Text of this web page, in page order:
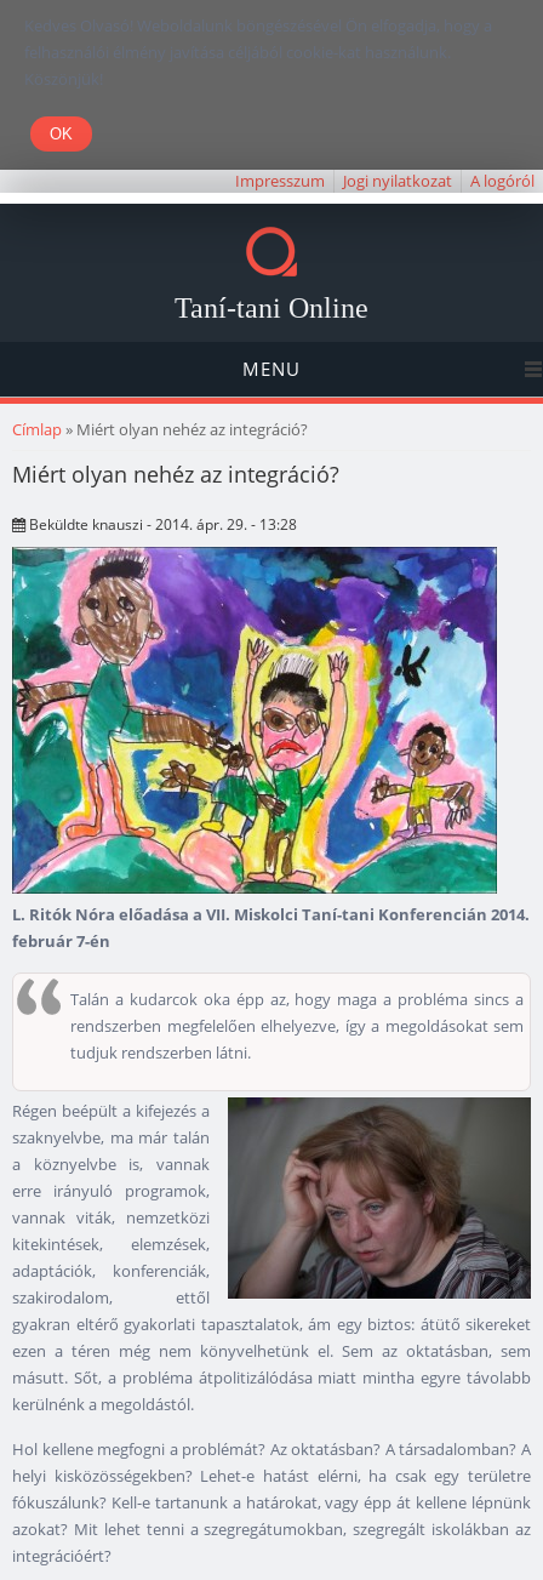
Kedves Olvasó! Weboldalunk böngészésével Ön elfogadja, hogy a
felhasználói élmény javítása céljából cookie-kat használunk.
Köszönjük!
Impresszum Jogi nyilatkozat A logóról
Taní-tani Online
MENU
Jelenlegi hely
Címlap» Miért olyan nehéz az integráció?
Miért olyan nehéz az integráció?
Beküldte knauszi - 2014. ápr. 29. - 13:28
L. Ritók Nóra előadása a VII. Miskolci Taní-tani Konferencián 2014.
február 7-én
Talán a kudarcok oka épp az, hogy maga a probléma sincs a
rendszerben megfelelően elhelyezve, így a megoldásokat sem
tudjuk rendszerben látni.
Régen beépült a kifejezés a
szaknyelvbe, ma már talán
a köznyelvbe is, vannak
erre irányuló programok,
vannak viták, nemzetközi
kitekintések, elemzések,
adaptációk, konferenciák,
szakirodalom, ettől
gyakran eltérő gyakorlati tapasztalatok, ám egy biztos: átütő sikereket
ezen a téren még nem könyvelhetünk el. Sem az oktatásban, sem
másutt. Sőt, a probléma átpolitizálódása miatt mintha egyre távolabb
kerülnénk a megoldástól.
Hol kellene megfogni a problémát? Az oktatásban? A társadalomban? A
helyi kisközösségekben? Lehet-e hatást elérni, ha csak egy területre
fókuszálunk? Kell-e tartanunk a határokat, vagy épp át kellene lépnünk
azokat? Mit lehet tenni a szegregátumokban, szegregált iskolákban az
integrációért?